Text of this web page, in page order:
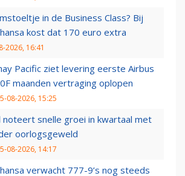
in de Business Class? Bij
kost dat 170 euro extra
2026, 16:41
Pacific ziet levering eerste Airbus
maanden vertraging oplopen
08-2026, 15:25
noteert snelle groei in kwartaal met
oorlogsgeweld
08-2026, 14:17
verwacht 777-9’s nog steeds